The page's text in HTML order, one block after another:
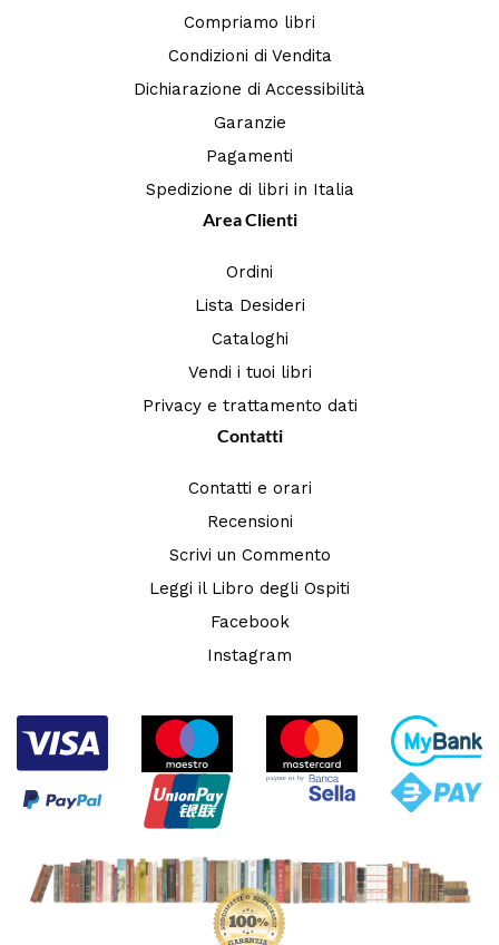
Compriamo libri
Condizioni di Vendita
Dichiarazione di Accessibilità
Garanzie
Pagamenti
Spedizione di libri in Italia
Area Clienti
Ordini
Lista Desideri
Cataloghi
Vendi i tuoi libri
Privacy e trattamento dati
Contatti
Contatti e orari
Recensioni
Scrivi un Commento
Leggi il Libro degli Ospiti
Facebook
Instagram